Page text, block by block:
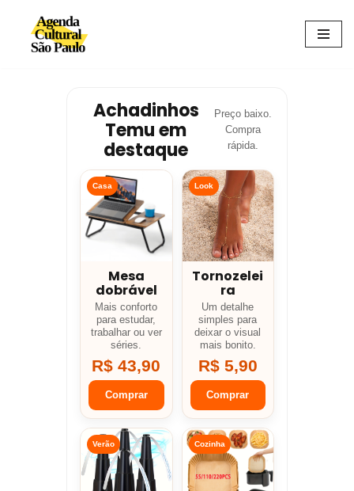
Avançar
Achadinhos
Temu em
destaque
Preço baixo.
Compra
rápida.
Casa
Mesa
dobrável
Mais conforto
para estudar,
trabalhar ou ver
séries.
R$ 43,90
Comprar
Look
Tornozelei
ra
Um detalhe
simples para
deixar o visual
mais bonito.
R$ 5,90
Comprar
Verão Cozinha